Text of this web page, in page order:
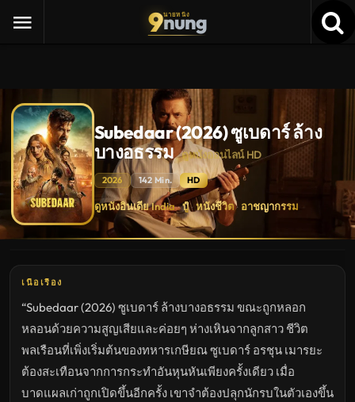
9นายหนัง
nung
Subedaar (2026) ซูเบดาร์ ล้าง
บางอธรรม ดูหนังออนไลน์ HD
2026 142 Min. HD
Subedaar
(2026)
ซู
เบ
บาง
หนัง
ใหม่
พากย์
ไทย
ซับ
ไทย
เต็ม
เรื่อง
HD
ดูหนังอินเดีย India · บู๊ · หนังชีวิต · อาชญากรรม
เนื้อเรื่อง
“Subedaar (2026) ซูเบดาร์ ล้างบางอธรรม ขณะถูกหลอก
หลอนด้วยความสูญเสียและค่อยๆ ห่างเหินจากลูกสาว ชีวิต
พลเรือนที่เพิ่งเริ่มต้นของทหารเกษียณ ซูเบดาร์ อรชุน เมารยะ
ต้องสะเทือนจากการกระทำอันหุนหันเพียงครั้งเดียว เมื่อ
บาดแผลเก่าถูกเปิดขึ้นอีกครั้ง เขาจำต้องปลุกนักรบในตัวเองขึ้น